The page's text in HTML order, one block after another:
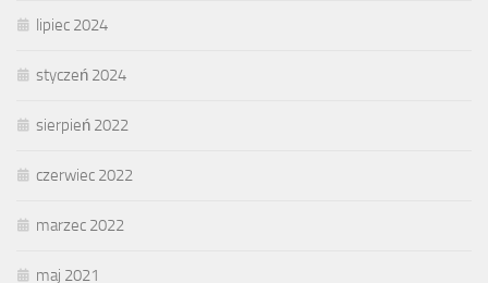
lipiec 2024
styczeń 2024
sierpień 2022
czerwiec 2022
marzec 2022
maj 2021